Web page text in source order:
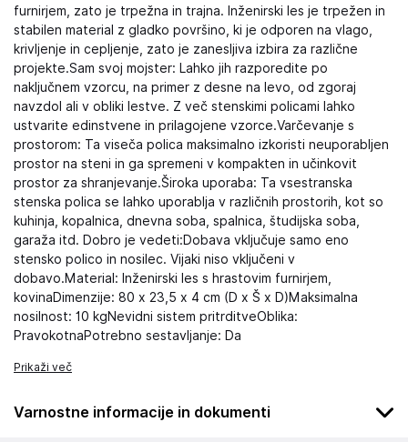
furnirjem, zato je trpežna in trajna. Inženirski les je trpežen in
stabilen material z gladko površino, ki je odporen na vlago,
krivljenje in cepljenje, zato je zanesljiva izbira za različne
projekte.Sam svoj mojster: Lahko jih razporedite po
naključnem vzorcu, na primer z desne na levo, od zgoraj
navzdol ali v obliki lestve. Z več stenskimi policami lahko
ustvarite edinstvene in prilagojene vzorce.Varčevanje s
prostorom: Ta viseča polica maksimalno izkoristi neuporabljen
prostor na steni in ga spremeni v kompakten in učinkovit
prostor za shranjevanje.Široka uporaba: Ta vsestranska
stenska polica se lahko uporablja v različnih prostorih, kot so
kuhinja, kopalnica, dnevna soba, spalnica, študijska soba,
garaža itd. Dobro je vedeti:Dobava vključuje samo eno
stensko polico in nosilec. Vijaki niso vključeni v
dobavo.Material: Inženirski les s hrastovim furnirjem,
kovinaDimenzije: 80 x 23,5 x 4 cm (D x Š x D)Maksimalna
nosilnost: 10 kgNevidni sistem pritrditveOblika:
PravokotnaPotrebno sestavljanje: Da
Prikaži več
Varnostne informacije in dokumenti